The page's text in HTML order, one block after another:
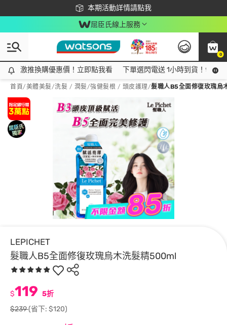
本期活動詳情請點我
下載app最高回饋$350
屈臣氏線上服務
0
激推換購優惠價！立即點我看
激推換購優惠價！立即點我看 下單選閃電送 1小時到貨！領神
首頁/美體美髮/洗髮 / 潤髮/強健髮根 / 頭皮護理/髮職人B5全面修復玫瑰烏
LEPICHET
髮職人B5全面修復玫瑰烏木洗髮精500ml
$119 5折
$239(省下: $120)